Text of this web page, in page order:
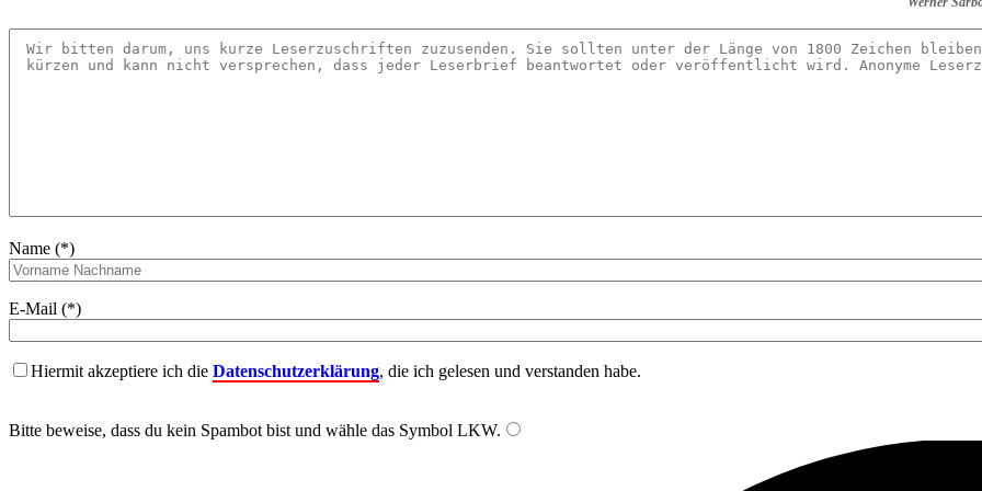
Name (*)
E-Mail (*)
Hiermit akzeptiere ich die Datenschutzerklärung, die ich gelesen und verstanden habe.
Bitte beweise, dass du kein Spambot bist und wähle das Symbol LKW.